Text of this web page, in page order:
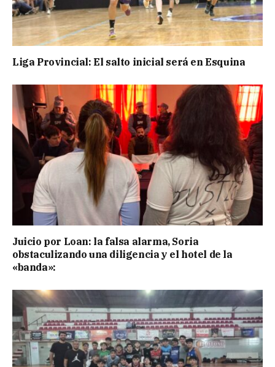
Liga Provincial: El salto inicial será en Esquina
Juicio por Loan: la falsa alarma, Soria
obstaculizando una diligencia y el hotel de la
«banda»: